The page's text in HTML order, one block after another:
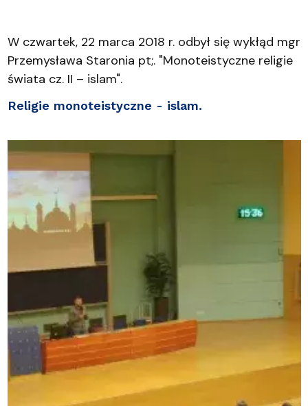
W czwartek, 22 marca 2018 r. odbył się wykłąd mgr
Przemysława Staronia pt;. "Monoteistyczne religie
świata cz. II – islam".
Religie monoteistyczne - islam.